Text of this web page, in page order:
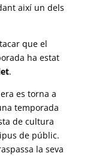
així un dels
que el
ha estat
.
es torna a
temporada
de cultura
de públic.
la seva